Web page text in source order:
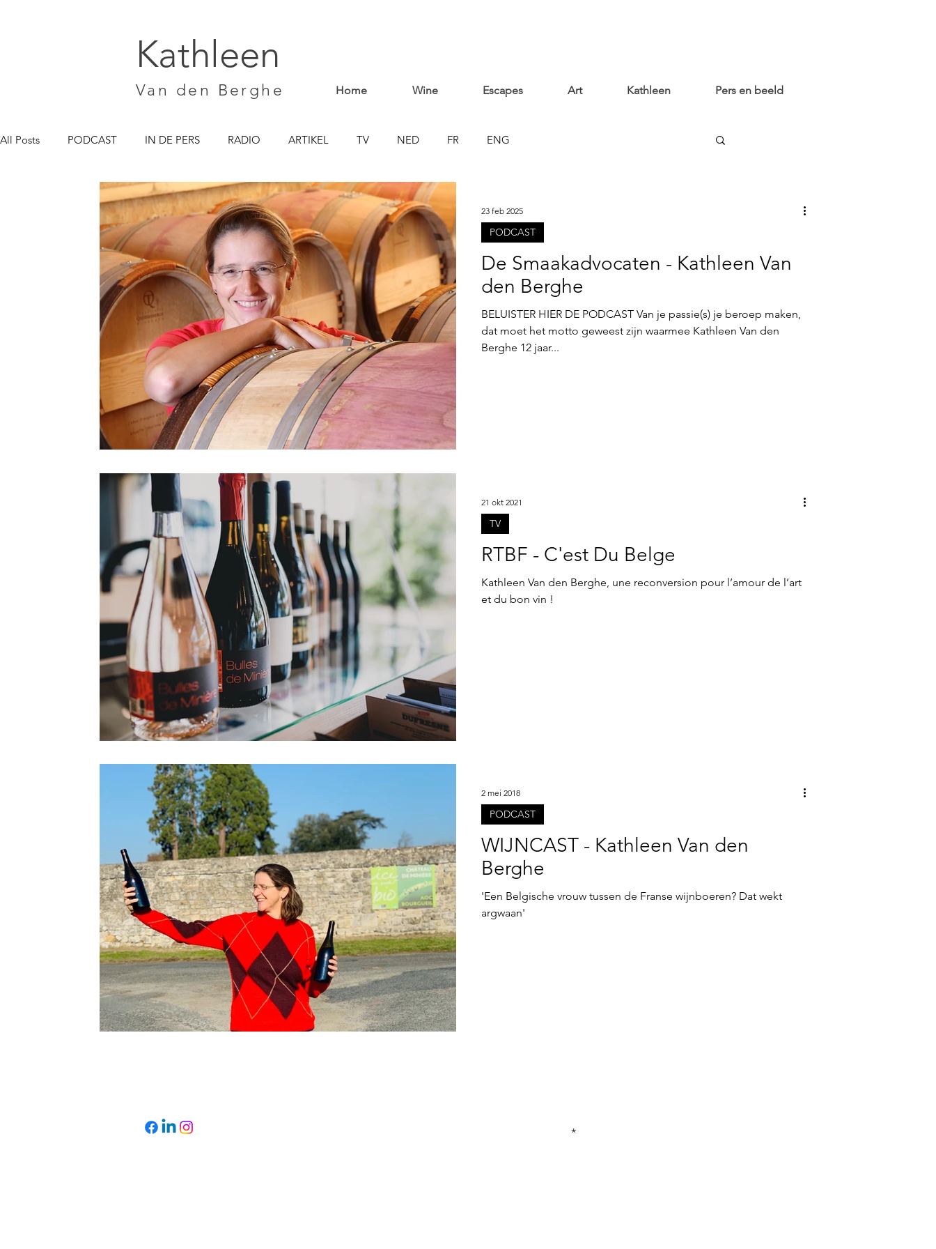
Kathleen
Van den Berghe Home Wine Escapes Art Kathleen Pers en beeld
All Posts PODCAST IN DE PERS RADIO ARTIKEL TV NED FR ENG
De Smaakadvocaten - Kathleen Van
den Berghe
BELUISTER HIER DE PODCAST Van je passie(s) je beroep maken,
dat moet het motto geweest zijn waarmee Kathleen Van den
Berghe 12 jaar...
PODCAST
23 feb 2025
RTBF - C'est Du Belge
Kathleen Van den Berghe, une reconversion pour l’amour de l’art
et du bon vin !
TV
21 okt 2021
WIJNCAST - Kathleen Van den
Berghe
'Een Belgische vrouw tussen de Franse wijnboeren? Dat wekt
argwaan'
PODCAST
2 mei 2018